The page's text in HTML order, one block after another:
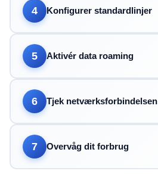
4 Konfigurer standardlinjer
5 Aktivér data roaming
6 Tjek netværksforbindelsen
7 Overvåg dit forbrug